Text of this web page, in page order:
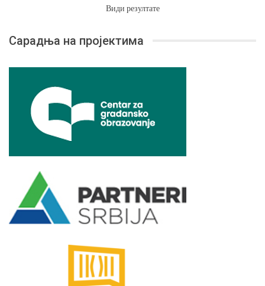
Види резултате
Сарадња на пројектима